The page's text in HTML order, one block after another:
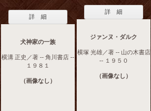
詳 細
犬神家の一族
横溝 正史／著 -- 角川書店 --
１９８１
（画像なし）
詳 細
ジァンヌ・ダルク
横塚 光雄／著 -- 山の木書店
-- １９５０
（画像なし）